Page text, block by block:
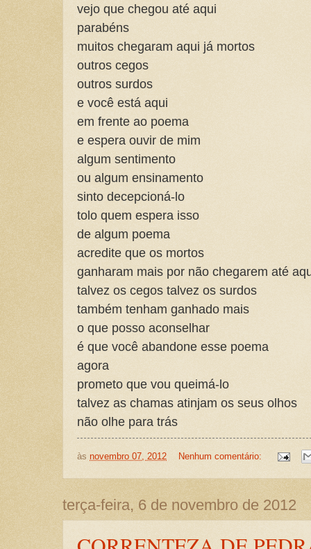
vejo que chegou até aqui
parabéns
muitos chegaram aqui já mortos
outros cegos
outros surdos
e você está aqui
em frente ao poema
e espera ouvir de mim
algum sentimento
ou algum ensinamento
sinto decepcioná-lo
tolo quem espera isso
de algum poema
acredite que os mortos
ganharam mais por não chegarem até
talvez os cegos talvez os surdos
também tenham ganhado mais
o que posso aconselhar
é que você abandone esse poema
agora
prometo que vou queimá-lo
talvez as chamas atinjam os seus olhos
não olhe para trás
às novembro 07, 2012 Nenhum comentário:
terça-feira, 6 de novembro de 2012